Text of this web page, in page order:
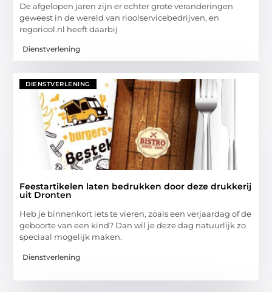
De afgelopen jaren zijn er echter grote veranderingen
geweest in de wereld van rioolservicebedrijven, en
regoriool.nl heeft daarbij
Dienstverlening
DIENSTVERLENING
Feestartikelen laten bedrukken door deze drukkerij
uit Dronten
Heb je binnenkort iets te vieren, zoals een verjaardag of de
geboorte van een kind? Dan wil je deze dag natuurlijk zo
speciaal mogelijk maken.
Dienstverlening